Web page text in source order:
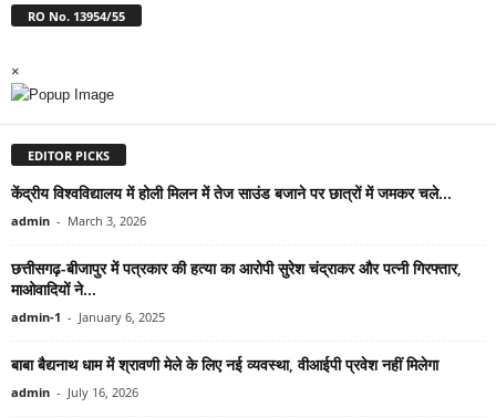
RO No. 13954/55
×
EDITOR PICKS
केंद्रीय विश्वविद्यालय में होली मिलन में तेज साउंड बजाने पर छात्रों में जमकर चले...
admin - March 3, 2026
छत्तीसगढ़-बीजापुर में पत्रकार की हत्या का आरोपी सुरेश चंद्राकर और पत्नी गिरफ्तार,
माओवादियों ने...
admin-1 - January 6, 2025
बाबा बैद्यनाथ धाम में श्रावणी मेले के लिए नई व्यवस्था, वीआईपी प्रवेश नहीं मिलेगा
admin - July 16, 2026